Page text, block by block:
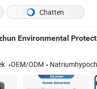
Chatten
OEM/ODM Natriumhypochlorietgenerator,